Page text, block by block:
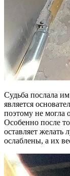
Судьба послала
является
поэтому не могла
Особенно после
оставляет
ослаблены, а их